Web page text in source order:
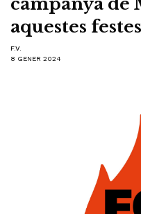
campanya de
aquestes festes
F.V.
8 GENER 2024